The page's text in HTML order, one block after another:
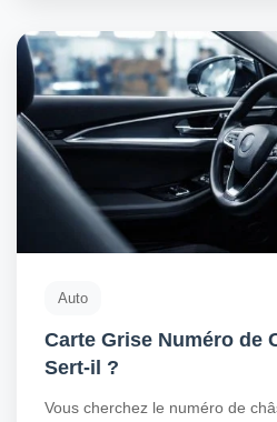
Auto
Carte Grise Numéro de
Sert-il ?
Vous cherchez le numéro de